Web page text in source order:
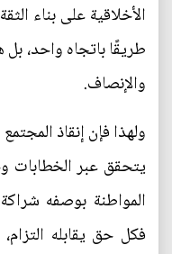
الأخلاقية على بناء
طريقًا باتجاه واحد، بل
والإنصاف.
ولهذا فإن إنقاذ
يتحقق عبر الخطابات
المواطنة بوصفه
فكل حق يقابله